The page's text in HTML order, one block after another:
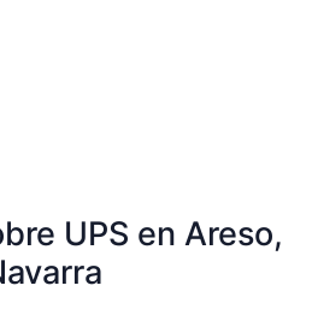
UPS en Areso,